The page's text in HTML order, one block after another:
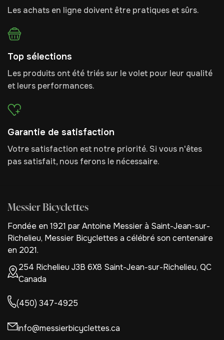
Les achats en ligne doivent être pratiques et sûrs.
Top sélections
Les produits ont été triés sur le volet pour leur qualité
et leurs performances.
Garantie de satisfaction
Votre satisfaction est notre priorité. Si vous n'êtes
pas satisfait, nous ferons le nécessaire.
Messier Bicyclettes
Fondée en 1921 par Antoine Messier à Saint-Jean-sur-
Richelieu, Messier Bicyclettes a célébré son centenaire
en 2021.
254 Richelieu J3B 6X8 Saint-Jean-sur-Richelieu, QC
Canada
(450) 347-4925
info@messierbicyclettes.ca